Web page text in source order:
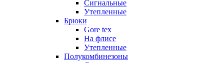
Сигнальные
Утепленные
Брюки
Gore tex
На флисе
Утепленные
Полукомбинезоны